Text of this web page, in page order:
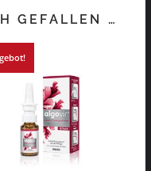
GEFALLEN …